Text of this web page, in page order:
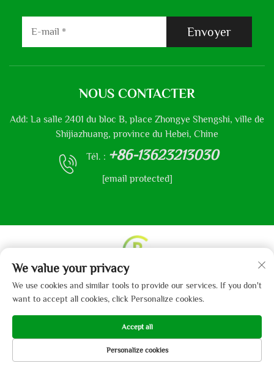
Envoyer
NOUS CONTACTER
Add: La salle 2401 du bloc B, place Zhongye Shengshi, ville de
Shijiazhuang, province du Hebei, Chine
Tél. : +86-13623213030
[email protected]
Droits d'auteur © 2013-2024 par Hebei Gaibo Textile Co.,
Ltd.Politique de confidentialité
PAGE D’ACCUEIL PRODUITS E-MAIL TÉL.
We value your privacy
We use cookies and similar tools to provide our services. If you don't
want to accept all cookies, click Personalize cookies.
Personalize cookies
Accept all